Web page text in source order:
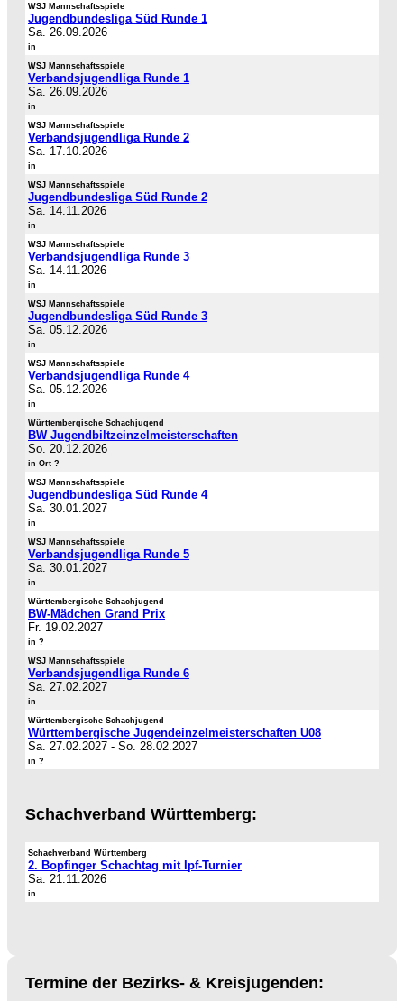
WSJ Mannschaftsspiele
Jugendbundesliga Süd Runde 1
Sa. 26.09.2026
in
WSJ Mannschaftsspiele
Verbandsjugendliga Runde 1
Sa. 26.09.2026
in
WSJ Mannschaftsspiele
Verbandsjugendliga Runde 2
Sa. 17.10.2026
in
WSJ Mannschaftsspiele
Jugendbundesliga Süd Runde 2
Sa. 14.11.2026
in
WSJ Mannschaftsspiele
Verbandsjugendliga Runde 3
Sa. 14.11.2026
in
WSJ Mannschaftsspiele
Jugendbundesliga Süd Runde 3
Sa. 05.12.2026
in
WSJ Mannschaftsspiele
Verbandsjugendliga Runde 4
Sa. 05.12.2026
in
Württembergische Schachjugend
BW Jugendbiltzeinzelmeisterschaften
So. 20.12.2026
in Ort ?
WSJ Mannschaftsspiele
Jugendbundesliga Süd Runde 4
Sa. 30.01.2027
in
WSJ Mannschaftsspiele
Verbandsjugendliga Runde 5
Sa. 30.01.2027
in
Württembergische Schachjugend
BW-Mädchen Grand Prix
Fr. 19.02.2027
in ?
WSJ Mannschaftsspiele
Verbandsjugendliga Runde 6
Sa. 27.02.2027
in
Württembergische Schachjugend
Württembergische Jugendeinzelmeisterschaften U08
Sa. 27.02.2027 - So. 28.02.2027
in ?
Schachverband Württemberg:
Schachverband Württemberg
2. Bopfinger Schachtag mit Ipf-Turnier
Sa. 21.11.2026
in
Termine der Bezirks- & Kreisjugenden: